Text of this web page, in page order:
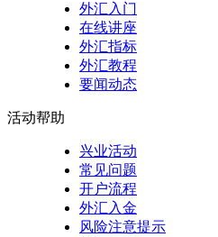
外汇入门
在线讲座
外汇指标
外汇教程
要闻动态
活动帮助
兴业活动
常见问题
开户流程
外汇入金
风险注意提示